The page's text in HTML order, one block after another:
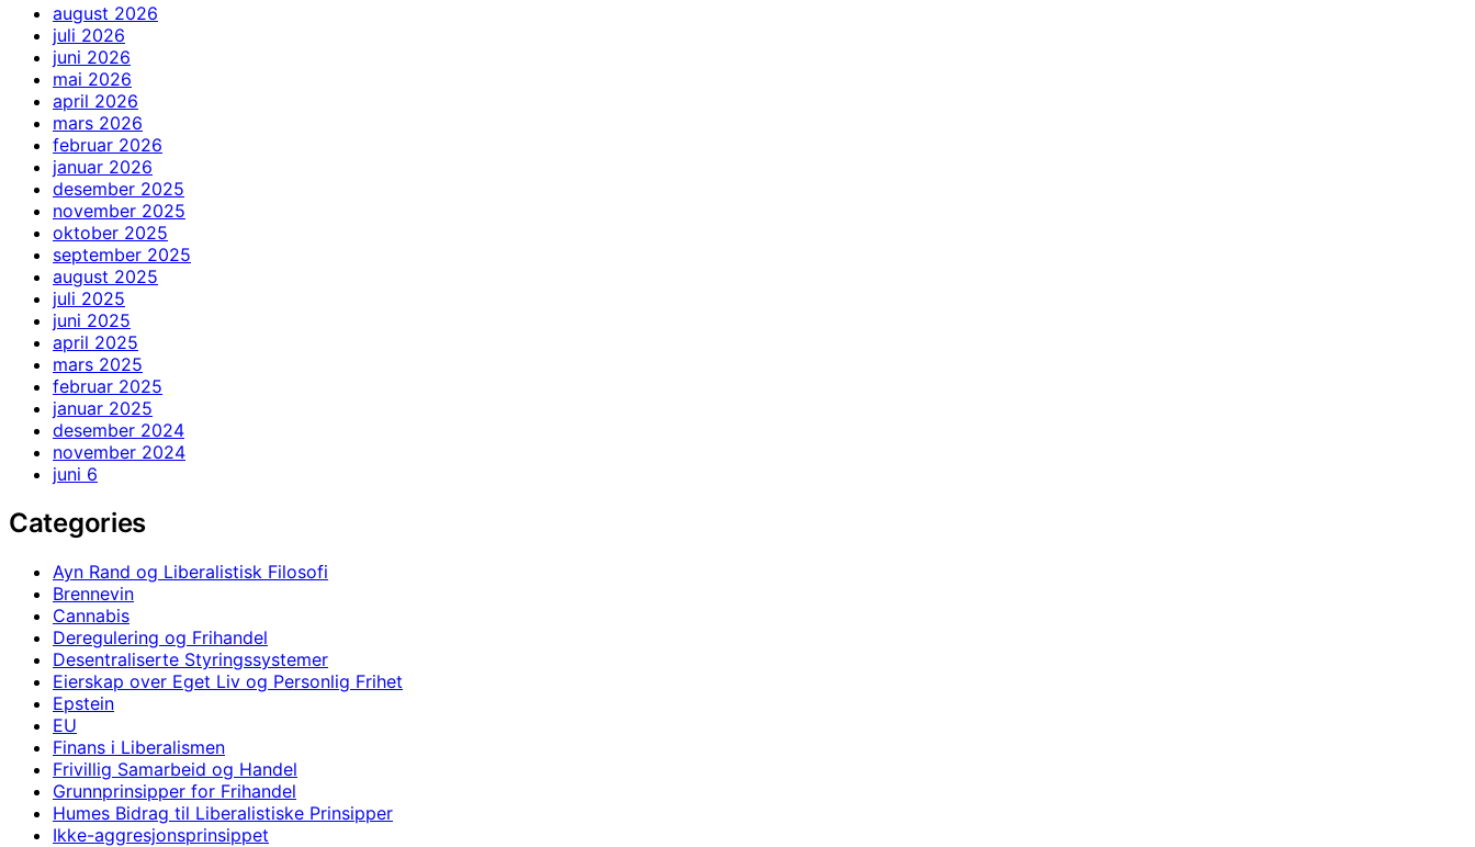
august 2026
juli 2026
juni 2026
mai 2026
april 2026
mars 2026
februar 2026
januar 2026
desember 2025
november 2025
oktober 2025
september 2025
august 2025
juli 2025
juni 2025
april 2025
mars 2025
februar 2025
januar 2025
desember 2024
november 2024
juni 6
Categories
Ayn Rand og Liberalistisk Filosofi
Brennevin
Cannabis
Deregulering og Frihandel
Desentraliserte Styringssystemer
Eierskap over Eget Liv og Personlig Frihet
Epstein
EU
Finans i Liberalismen
Frivillig Samarbeid og Handel
Grunnprinsipper for Frihandel
Humes Bidrag til Liberalistiske Prinsipper
Ikke-aggresjonsprinsippet